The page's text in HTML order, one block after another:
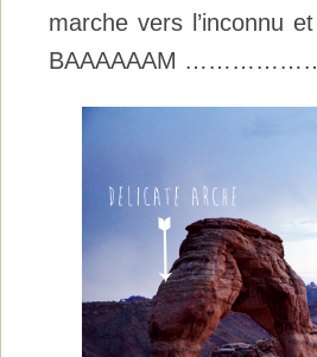
marche vers l’inconnu
BAAAAAAM